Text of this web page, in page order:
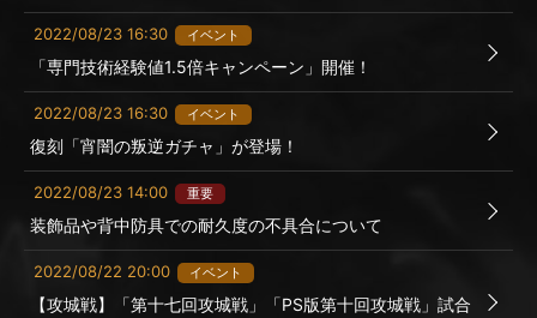
2022/08/23 16:30 イベント
「専門技術経験値1.5倍キャンペーン」開催！
2022/08/23 16:30 イベント
復刻「宵闇の叛逆ガチャ」が登場！
2022/08/23 14:00 重要
装飾品や背中防具での耐久度の不具合について
2022/08/22 20:00 イベント
【攻城戦】「第十七回攻城戦」「PS版第十回攻城戦」試合